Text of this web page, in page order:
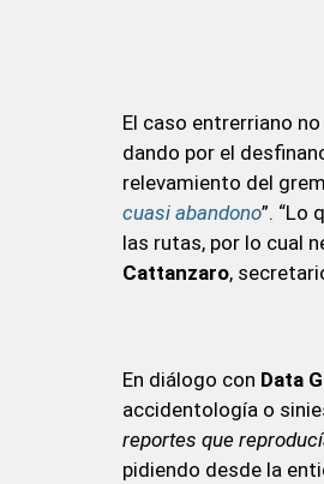
El caso entrerriano
dando por el
relevamiento del
cuasi abandono”. “Lo
las rutas, por lo cual
Cattanzaro,
En diálogo con Data
accidentología o
reportes que
pidiendo desde la